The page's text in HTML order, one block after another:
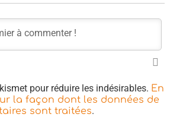
pour réduire les indésirables. En
la façon dont les données de
sont traitées.